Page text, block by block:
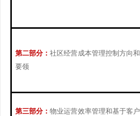
第二部分：社区经营成本管理控制方向和
要领
第三部分：物业运营效率管理和基于客户